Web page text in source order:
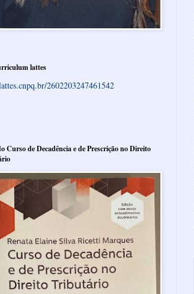
lattes
2602203247461542
Curso de Decadência e de Prescrição no Direito